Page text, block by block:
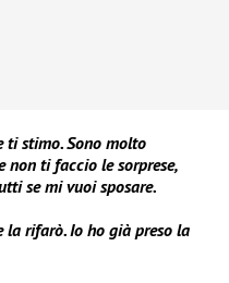
ti stimo. Sono molto
non ti faccio le sorprese,
se mi vuoi sposare.
la rifarò. Io ho già preso la